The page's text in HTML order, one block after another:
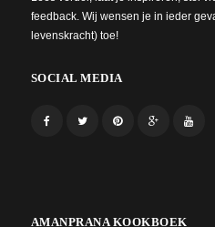
feedback. Wij wensen je in ieder
levenskracht) toe!
SOCIAL MEDIA
AMANPRANA KOOKBOEK